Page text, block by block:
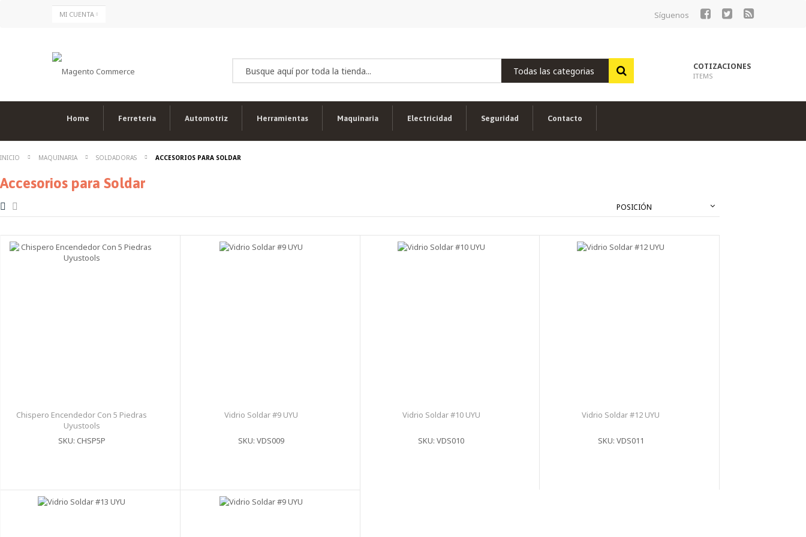
Ir
MI CUENTA
Síguenos
COTIZACIONES
ITEMS
Home Ferreteria Automotriz Herramientas Maquinaria Electricidad Seguridad Contacto
INICIO MAQUINARIA SOLDADORAS ACCESORIOS PARA SOLDAR
Accesorios para Soldar
Chispero Encendedor Con 5 Piedras
Uyustools
SKU: CHSP5P
Vidrio Soldar #9 UYU
SKU: VDS009
Vidrio Soldar #10 UYU
SKU: VDS010
Vidrio Soldar #12 UYU
SKU: VDS011